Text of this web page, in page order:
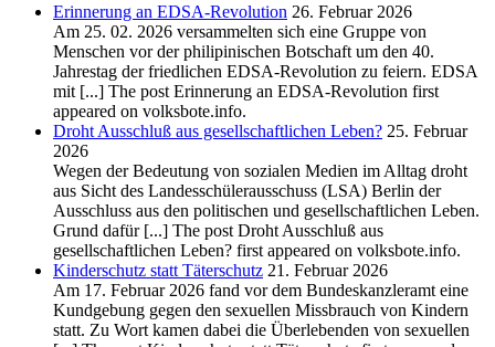
Erinnerung an EDSA-Revolution 26. Februar 2026
Am 25. 02. 2026 versammelten sich eine Gruppe von
Menschen vor der philipinischen Botschaft um den 40.
Jahrestag der friedlichen EDSA-Revolution zu feiern. EDSA
mit [...] The post Erinnerung an EDSA-Revolution first
appeared on volksbote.info.
Droht Ausschluß aus gesellschaftlichen Leben? 25. Februar
2026
Wegen der Bedeutung von sozialen Medien im Alltag droht
aus Sicht des Landesschülerausschuss (LSA) Berlin der
Ausschluss aus den politischen und gesellschaftlichen Leben.
Grund dafür [...] The post Droht Ausschluß aus
gesellschaftlichen Leben? first appeared on volksbote.info.
Kinderschutz statt Täterschutz 21. Februar 2026
Am 17. Februar 2026 fand vor dem Bundeskanzleramt eine
Kundgebung gegen den sexuellen Missbrauch von Kindern
statt. Zu Wort kamen dabei die Überlebenden von sexuellen